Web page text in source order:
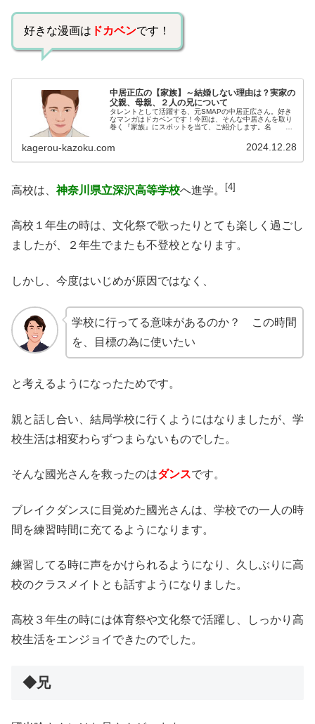
好きな漫画は ドカベンです！
中居正広の【家族】～結婚しない理由は？実家の
父親、母親、２人の兄について
タレントとして活躍する、元SMAPの中居正広さん。好き
なマンガはドカベンです！今回は、そんな中居さんを取り
巻く『家族』にスポットを当て、ご紹介します。名
kagerou-kazoku.com 2024.12.28
高校は、神奈川県立深沢高等学校へ進学。 [4]
高校１年生の時は、文化祭で歌ったりとても楽しく過ごし
ましたが、２年生でまたも不登校となります。
しかし、今度はいじめが原因ではなく、
学校に行ってる意味があるのか？ この時間
を、目標の為に使いたい
と考えるようになったためです。
親と話し合い、結局学校に行くようにはなりましたが、学
校生活は相変わらずつまらないものでした。
そんな國光さんを救ったのはダンスです。
ブレイクダンスに目覚めた國光さんは、学校での一人の時
間を練習時間に充てるようになります。
練習してる時に声をかけられるようになり、久しぶりに高
校のクラスメイトとも話すようになりました。
高校３年生の時には体育祭や文化祭で活躍し、しっかり高
校生活をエンジョイできたのでした。
◆兄